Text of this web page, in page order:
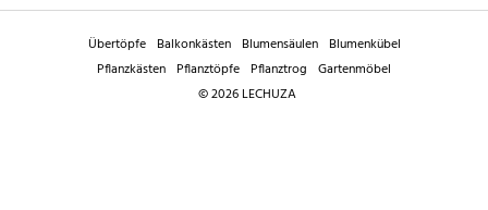
Übertöpfe Balkonkästen Blumensäulen Blumenkübel
Pflanzkästen Pflanztöpfe Pflanztrog Gartenmöbel
© 2026 LECHUZA